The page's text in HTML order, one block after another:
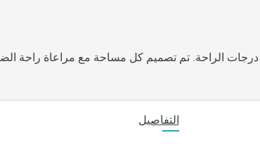
درجات الراحة. تم تصميم كل مساحة مع مراعاة راحة
التفاصيل